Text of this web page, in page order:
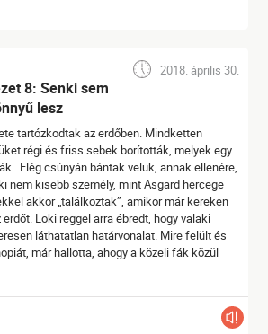
2018. április 30.
8: Senki sem
lesz
tartózkodtak az erdőben. Mindketten
régi és friss sebek borították, melyek egy
Elég csúnyán bántak velük, annak ellenére,
nem kisebb személy, mint Asgard hercege
akkor „találkoztak”, amikor már kereken
Loki reggel arra ébredt, hogy valaki
láthatatlan határvonalat. Mire felült és
már hallotta, ahogy a közeli fák közül